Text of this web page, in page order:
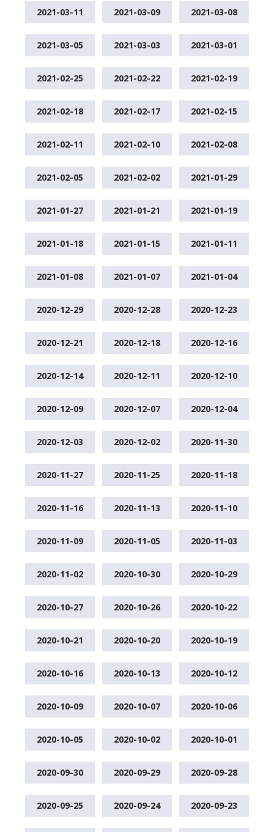
2021-03-11 2021-03-09 2021-03-08
2021-03-05 2021-03-03 2021-03-01
2021-02-25 2021-02-22 2021-02-19
2021-02-18 2021-02-17 2021-02-15
2021-02-11 2021-02-10 2021-02-08
2021-02-05 2021-02-02 2021-01-29
2021-01-27 2021-01-21 2021-01-19
2021-01-18 2021-01-15 2021-01-11
2021-01-08 2021-01-07 2021-01-04
2020-12-29 2020-12-28 2020-12-23
2020-12-21 2020-12-18 2020-12-16
2020-12-14 2020-12-11 2020-12-10
2020-12-09 2020-12-07 2020-12-04
2020-12-03 2020-12-02 2020-11-30
2020-11-27 2020-11-25 2020-11-18
2020-11-16 2020-11-13 2020-11-10
2020-11-09 2020-11-05 2020-11-03
2020-11-02 2020-10-30 2020-10-29
2020-10-27 2020-10-26 2020-10-22
2020-10-21 2020-10-20 2020-10-19
2020-10-16 2020-10-13 2020-10-12
2020-10-09 2020-10-07 2020-10-06
2020-10-05 2020-10-02 2020-10-01
2020-09-30 2020-09-29 2020-09-28
2020-09-25 2020-09-24 2020-09-23